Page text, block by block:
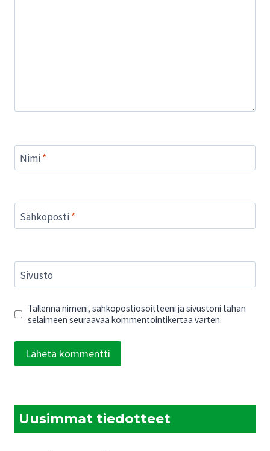
Nimi *
Sähköposti *
Sivusto
Tallenna nimeni, sähköpostiosoitteeni ja sivustoni tähän
selaimeen seuraavaa kommentointikertaa varten.
Uusimmat tiedotteet